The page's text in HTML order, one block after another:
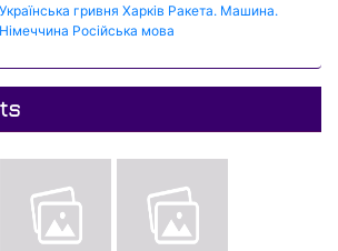
Українська гривня Харків Ракета. Машина.
Німеччина Російська мова